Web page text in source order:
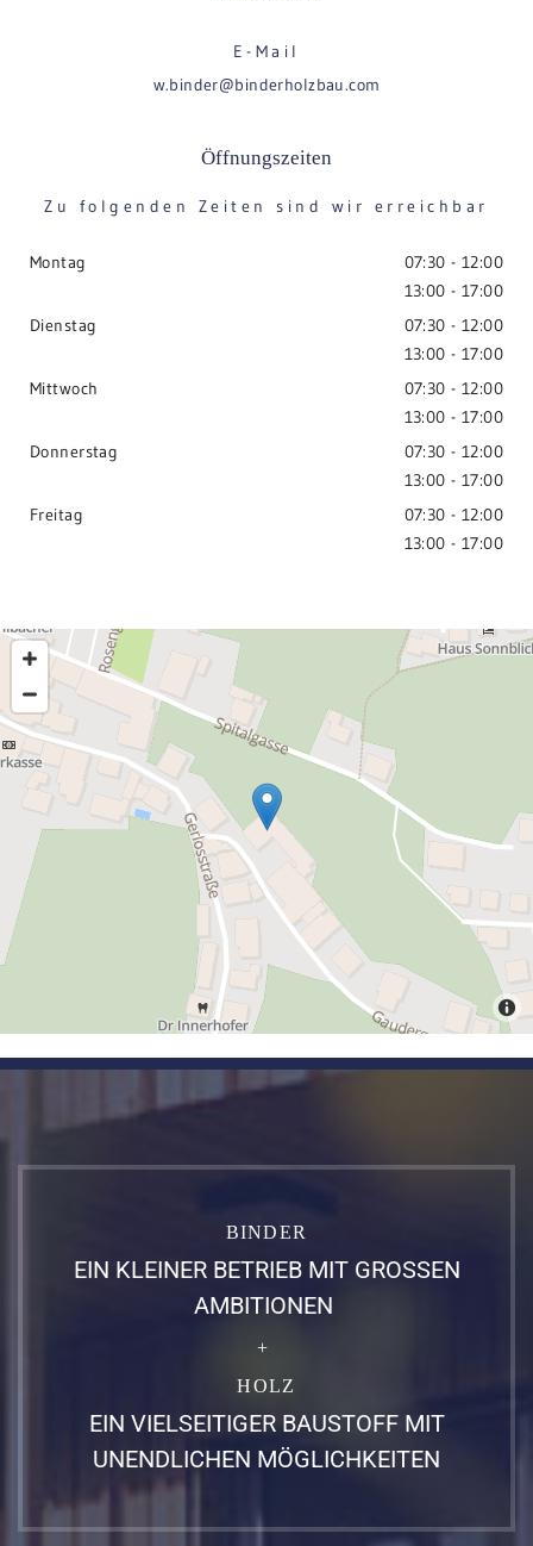
E-Mail
w.binder@binderholzbau.com
Öffnungszeiten
Zu folgenden Zeiten sind wir erreichbar
Montag
07:30 - 12:00
13:00 - 17:00
Dienstag
07:30 - 12:00
13:00 - 17:00
Mittwoch
07:30 - 12:00
13:00 - 17:00
Donnerstag
07:30 - 12:00
13:00 - 17:00
Freitag
07:30 - 12:00
13:00 - 17:00
BINDER
EIN KLEINER BETRIEB MIT GROSSEN
AMBITIONEN
+
HOLZ
EIN VIELSEITIGER BAUSTOFF MIT
UNENDLICHEN MÖGLICHKEITEN